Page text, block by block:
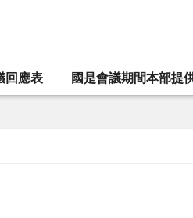
回應表 國是會議期間本部提